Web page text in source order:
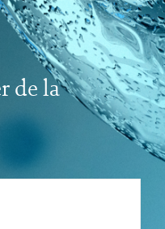
de la